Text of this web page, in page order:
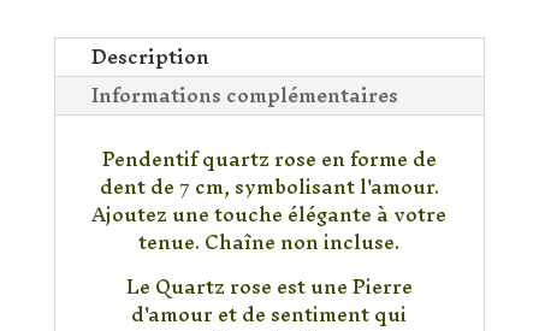
roseDescription
Informations complémentaires
Pendentif quartz rose en forme de
dent de 7 cm, symbolisant l'amour.
Ajoutez une touche élégante à votre
tenue. Chaîne non incluse.
Le Quartz rose est une Pierre
d'amour et de sentiment qui